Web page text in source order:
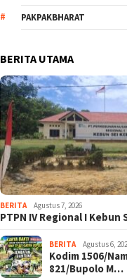
PAKPAKBHARAT
BERITA UTAMA
BERITA Agustus 7, 2026
PTPN IV Regional I
BERITA Agustus 6,
Kodim 1506/
821/Bupolo M…